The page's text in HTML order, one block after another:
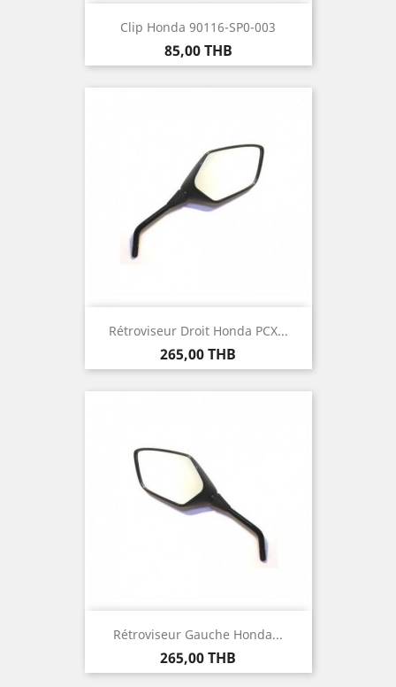
Clip Honda 90116-SP0-003
Prix
85,00 THB
Rétroviseur Droit Honda PCX...
Prix
265,00 THB
Rétroviseur Gauche Honda...
Prix
265,00 THB